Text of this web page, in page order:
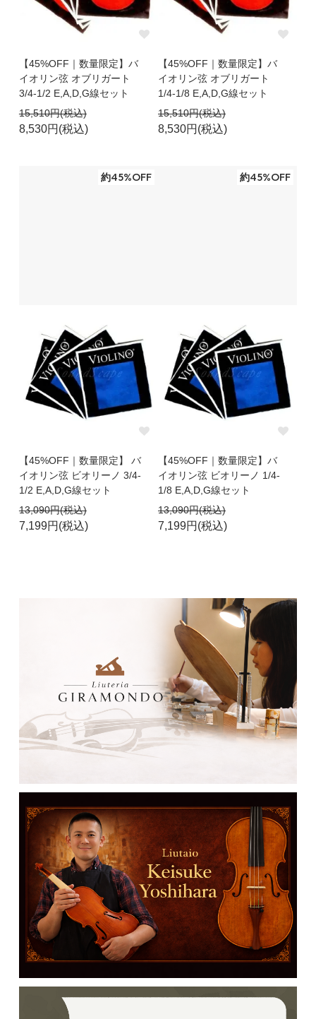
【45%OFF｜数量限定】バ
イオリン弦 オブリガート
3/4-1/2 E,A,D,G線セット
15,510円(税込)
8,530円(税込)
【45%OFF｜数量限定】バ
イオリン弦 オブリガート
1/4-1/8 E,A,D,G線セット
15,510円(税込)
8,530円(税込)
約45%OFF
【45%OFF｜数量限定】 バ
イオリン弦 ビオリーノ 3/4-
1/2 E,A,D,G線セット
13,090円(税込)
7,199円(税込)
約45%OFF
【45%OFF｜数量限定】バ
イオリン弦 ビオリーノ 1/4-
1/8 E,A,D,G線セット
13,090円(税込)
7,199円(税込)